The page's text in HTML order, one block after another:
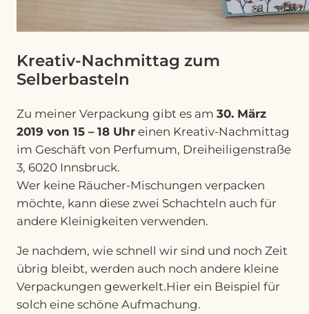
Kreativ-Nachmittag zum
Selberbasteln
Zu meiner Verpackung gibt es am 30. März
2019 von 15 – 18 Uhr einen Kreativ-Nachmittag
im Geschäft von Perfumum, Dreiheiligenstraße
3, 6020 Innsbruck.
Wer keine Räucher-Mischungen verpacken
möchte, kann diese zwei Schachteln auch für
andere Kleinigkeiten verwenden.
Je nachdem, wie schnell wir sind und noch Zeit
übrig bleibt, werden auch noch andere kleine
Verpackungen gewerkelt.Hier ein Beispiel für
solch eine schöne Aufmachung.